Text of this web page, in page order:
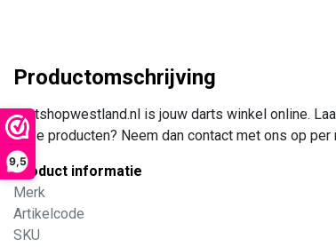
9,5
Productomschrijving
Dartshopwestland.nl is jouw darts winkel online.
onze producten? Neem dan contact met ons op
Product informatie
Merk
Artikelcode
SKU